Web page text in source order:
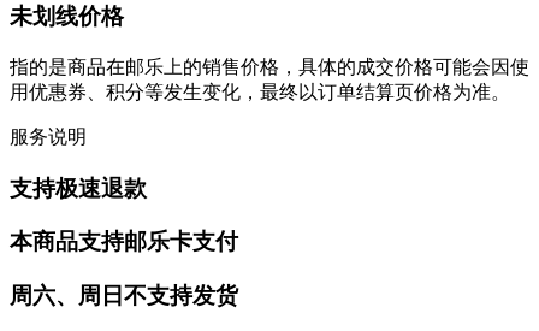
未划线价格
指的是商品在邮乐上的销售价格，具体的成交价格可能会因使
用优惠券、积分等发生变化，最终以订单结算页价格为准。
服务说明
支持极速退款
本商品支持邮乐卡支付
周六、周日不支持发货